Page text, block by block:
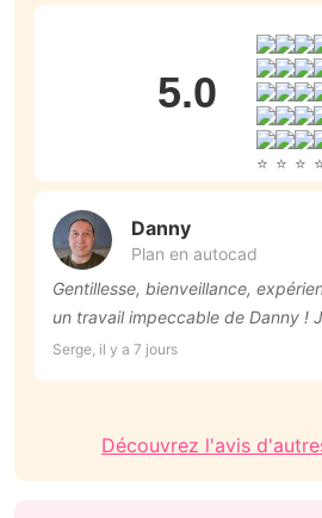
5.0
Danny
Plan en autocad
Gentillesse, bienveillance,
un travail impeccable de Danny !
vivement !
Serge, il y a 7 jours
Découvrez l'avis